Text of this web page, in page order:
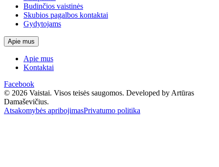
Budinčios vaistinės
Skubios pagalbos kontaktai
Gydytojams
Apie mus
Apie mus
Kontaktai
Facebook
© 2026 Vaistai. Visos teisės saugomos. Developed by Artūras
Damaševičius.
Atsakomybės apribojimasPrivatumo politika